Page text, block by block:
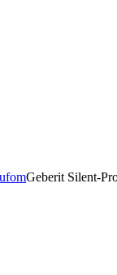
Geberit Silent-